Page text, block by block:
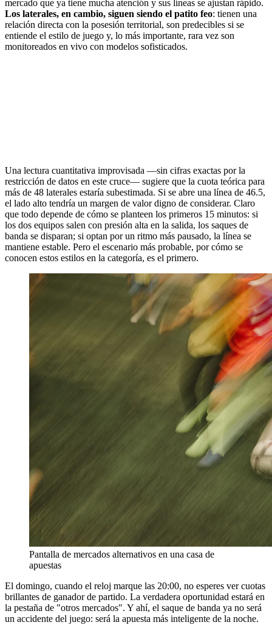
mercado que ya tiene mucha atención y sus líneas se ajustan rápido.
Los laterales, en cambio, siguen siendo el patito feo: tienen una
relación directa con la posesión territorial, son predecibles si se
entiende el estilo de juego y, lo más importante, rara vez son
monitoreados en vivo con modelos sofisticados.
Una lectura cuantitativa improvisada —sin cifras exactas por la
restricción de datos en este cruce— sugiere que la cuota teórica para
más de 48 laterales estaría subestimada. Si se abre una línea de 46.5,
el lado alto tendría un margen de valor digno de considerar. Claro
que todo depende de cómo se planteen los primeros 15 minutos: si
los dos equipos salen con presión alta en la salida, los saques de
banda se disparan; si optan por un ritmo más pausado, la línea se
mantiene estable. Pero el escenario más probable, por cómo se
conocen estos estilos en la categoría, es el primero.
Pantalla de mercados alternativos en una casa de
apuestas
El domingo, cuando el reloj marque las 20:00, no esperes ver cuotas
brillantes de ganador de partido. La verdadera oportunidad estará en
la pestaña de "otros mercados". Y ahí, el saque de banda ya no será
un accidente del juego: será la apuesta más inteligente de la noche.